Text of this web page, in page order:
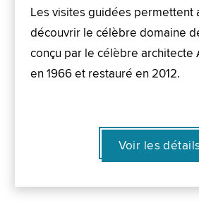
Les visites guidées permettent
découvrir le célèbre domaine
conçu par le célèbre architecte
en 1966 et restauré en 2012.
Voir les détails